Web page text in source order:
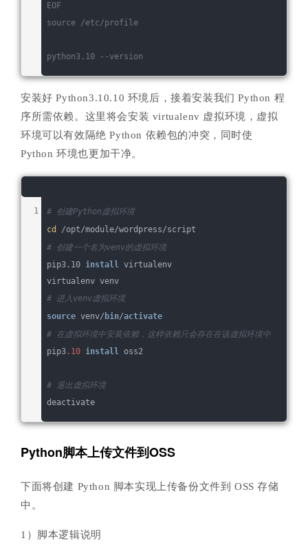
EOF
source /etc/profile
python3.10 --version
安装好 Python3.10.10 环境后，接着安装我们 Python 程
序所需依赖。这里将会安装 virtualenv 虚拟环境，虚拟
环境可以有效隔绝 Python 依赖包的冲突，同时使
Python 环境也更加干净。
# 创建Python虚拟环境
cd
/opt/module/wordpress/script
# 创建一个名为venv的虚拟环境
pip3.10 install virtualenv
virtualenv venv
# 进入venv虚拟环境
source venv/ bin/activate
# 在虚拟环境中安装依赖，这样依赖只会存在在该虚拟环境中
pip3 .10 install oss2
# 退出虚拟环境
deactivate
Python脚本上传文件到OSS
下面将创建 Python 脚本实现上传备份文件到 OSS 存储
中。
1）脚本逻辑说明